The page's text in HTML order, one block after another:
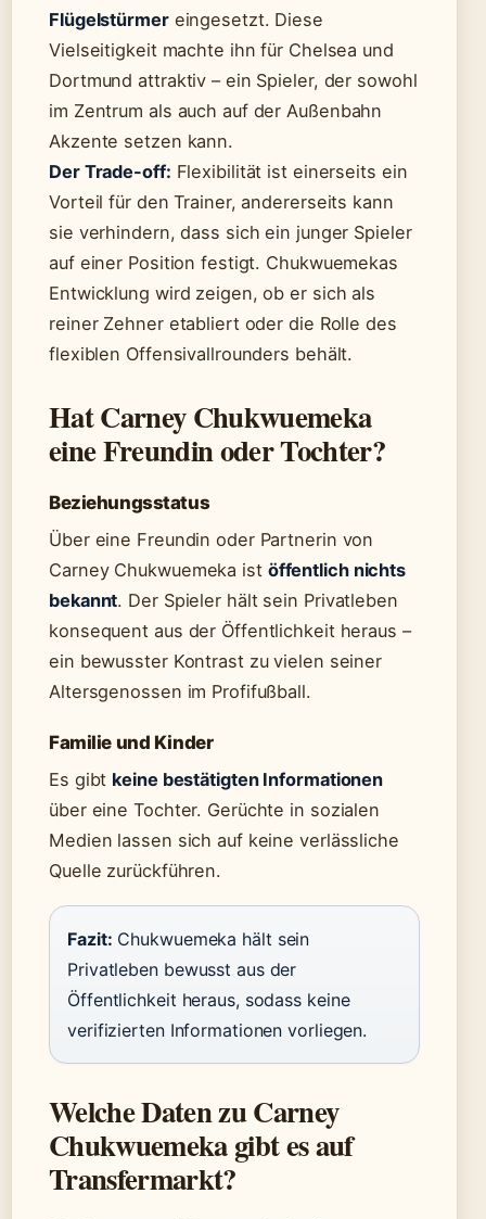
Flügelstürmereingesetzt. Diese
Vielseitigkeit machte ihn für Chelsea und
Dortmund attraktiv – ein Spieler, der sowohl
im Zentrum als auch auf der Außenbahn
Akzente setzen kann.
Der Trade-off: Flexibilität ist einerseits ein
Vorteil für den Trainer, andererseits kann
sie verhindern, dass sich ein junger Spieler
auf einer Position festigt. Chukwuemekas
Entwicklung wird zeigen, ob er sich als
reiner Zehner etabliert oder die Rolle des
flexiblen Offensivallrounders behält.
Hat Carney Chukwuemeka
eine Freundin oder Tochter?
Beziehungsstatus
Über eine Freundin oder Partnerin von
Carney Chukwuemeka ist öffentlich nichts
bekannt. Der Spieler hält sein Privatleben
konsequent aus der Öffentlichkeit heraus –
ein bewusster Kontrast zu vielen seiner
Altersgenossen im Profifußball.
Familie und Kinder
Es gibt keine bestätigten Informationen
über eine Tochter. Gerüchte in sozialen
Medien lassen sich auf keine verlässliche
Quelle zurückführen.
Fazit: Chukwuemeka hält sein
Privatleben bewusst aus der
Öffentlichkeit heraus, sodass keine
verifizierten Informationen vorliegen.
Welche Daten zu Carney
Chukwuemeka gibt es auf
Transfermarkt?